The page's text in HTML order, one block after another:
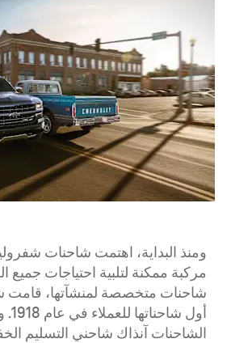
ومنذ البداية، اهتمت شاحنات
مركبة ممكنة لتلبية احتياجات جميع
شاحنات متخصصة لمنشآتها، قامت
أول
الشاحنات آنذاك شاحني التسليم